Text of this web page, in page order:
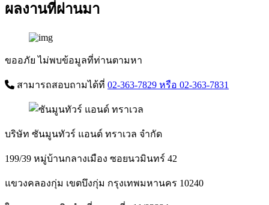
ผลงานที่ผ่านมา
ขออภัย ไม่พบข้อมูลที่ท่านตามหา
สามารถสอบถามได้ที่ 02-363-7829 หรือ 02-363-7831
บริษัท ซันมูนทัวร์ แอนด์ ทราเวล จำกัด
199/39 หมู่บ้านกลางเมือง ซอยนวมินทร์ 42
แขวงคลองกุ่ม เขตบึงกุ่ม กรุงเทพมหานคร 10240